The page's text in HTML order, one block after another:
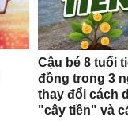
Cậu bé 8 tuổi
đồng trong 3
thay đổi cách
"cây tiền" và